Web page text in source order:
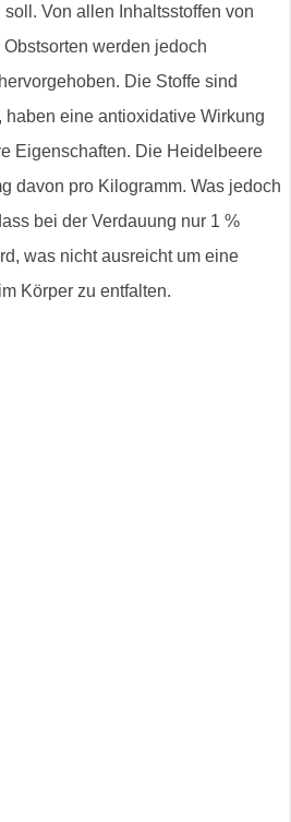
Von allen Inhaltsstoffen von
werden jedoch
Die Stoffe sind
eine antioxidative Wirkung
Eigenschaften. Die Heidelbeere
davon pro Kilogramm. Was jedoch
bei der Verdauung nur 1 %
was nicht ausreicht um eine
Körper zu entfalten.